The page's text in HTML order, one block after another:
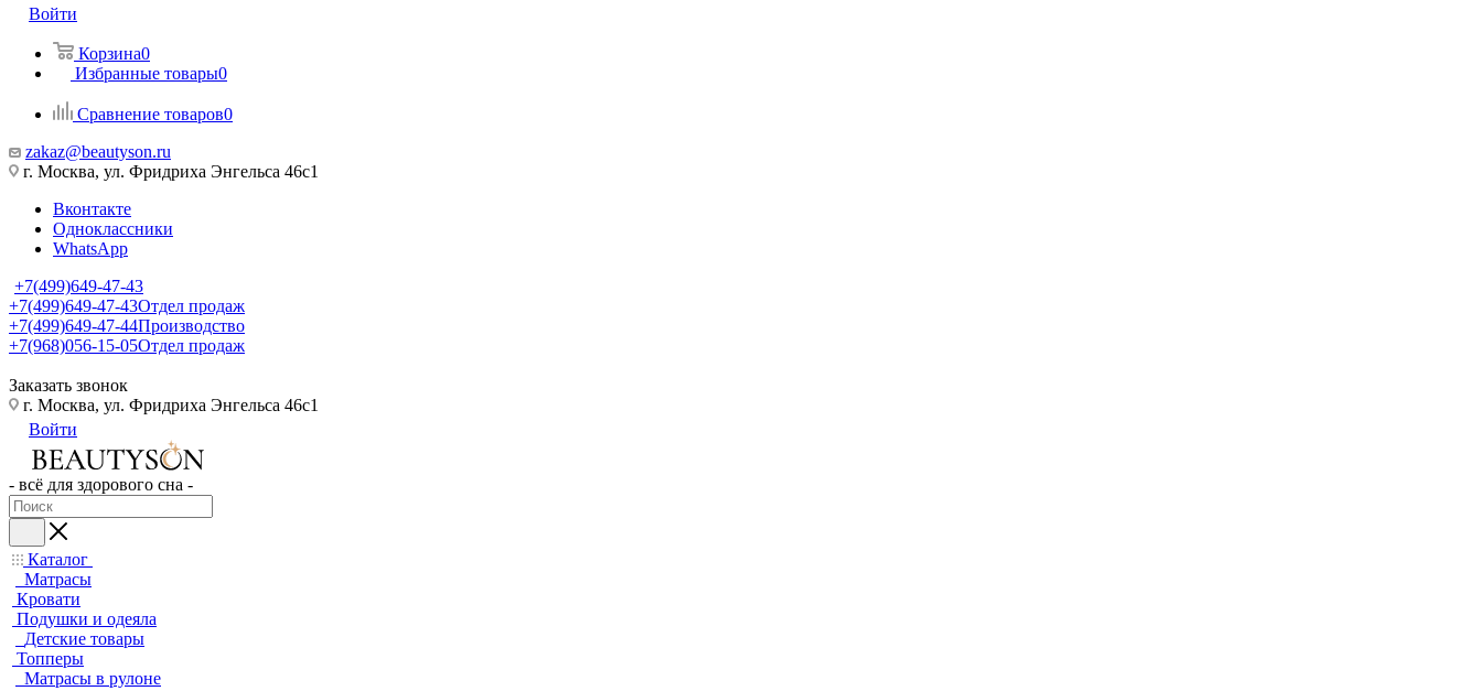
Войти
Корзина0
Избранные товары0
Сравнение товаров0
zakaz@beautyson.ru
г. Москва, ул. Фридриха Энгельса 46с1
Вконтакте
Одноклассники
WhatsApp
+7(499)649-47-43
+7(499)649-47-43Отдел продаж
+7(499)649-47-44Производство
+7(968)056-15-05Отдел продаж
Заказать звонок
г. Москва, ул. Фридриха Энгельса 46с1
Войти
- всё для здорового сна -
Каталог
Матрасы
Кровати
Подушки и одеяла
Детские товары
Топперы
Матрасы в рулоне